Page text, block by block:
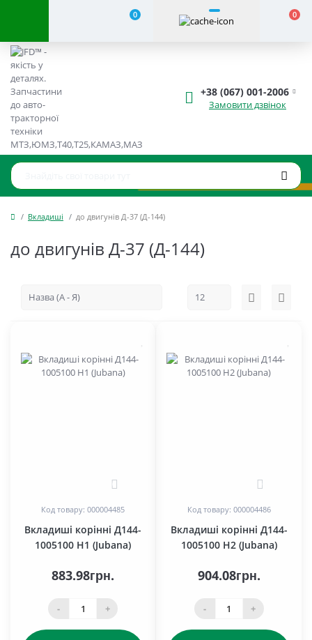
0 0
+38 (067) 001-2006
Замовити дзвінок
Вкладиші до двигунів Д-37 (Д-144)
до двигунів Д-37 (Д-144)
Код товару: 000004485
Вкладиші корінні Д144-
1005100 Н1 (Jubana)
883.98грн.
- +
Код товару: 000004486
Вкладиші корінні Д144-
1005100 Н2 (Jubana)
904.08грн.
- +